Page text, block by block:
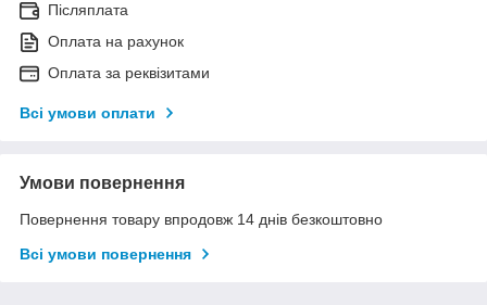
Післяплата
Оплата на рахунок
Оплата за реквізитами
Всі умови оплати
Умови повернення
Повернення товару впродовж 14 днів безкоштовно
Всі умови повернення